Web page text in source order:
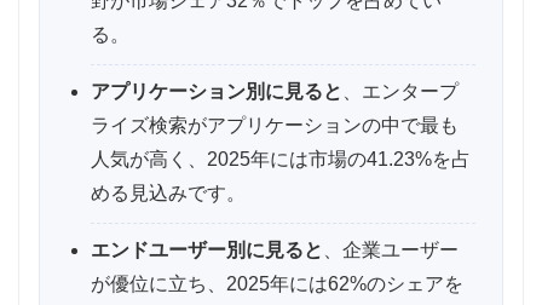
る。
アプリケーション別に見ると
、エンタープ
ライズ検索がアプリケーションの中で最も
人気が高く、2025年には市場の41.23%を占
める見込みです。
エンドユーザー別に見ると
、企業ユーザー
が優位に立ち、2025年には62%のシェアを